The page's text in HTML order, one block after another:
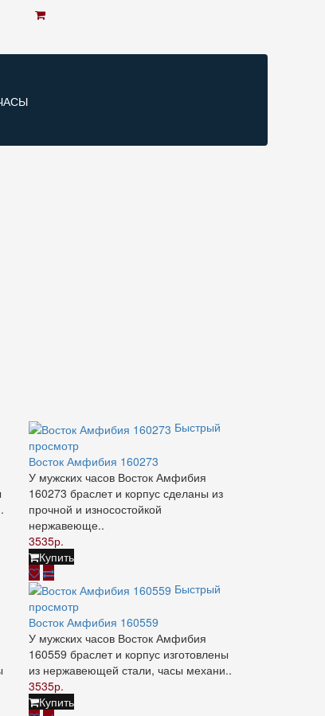
Быстрый
просмотр
Восток Амфибия 160273
У мужских часов Восток Амфибия
160273 браслет и корпус сделаны из
прочной и износостойкой
нержавеюще..
3535р.
Купить
Быстрый
просмотр
Восток Амфибия 160559
У мужских часов Восток Амфибия
160559 браслет и корпус изготовлены
из нержавеющей стали, часы механи..
3535р.
Купить